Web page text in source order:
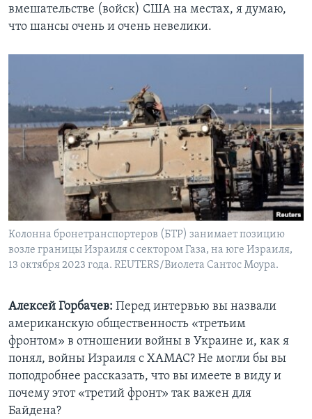
вмешательстве (войск) США на местах, я думаю,
что шансы очень и очень невелики.
Колонна бронетранспортеров (БТР) занимает позицию
возле границы Израиля с сектором Газа, на юге Израиля,
13 октября 2023 года. REUTERS/Виолета Сантос Моура.
Алексей Горбачев: Перед интервью вы назвали
американскую общественность «третьим
фронтом» в отношении войны в Украине и, как я
понял, войны Израиля с ХАМАС? Не могли бы вы
поподробнее рассказать, что вы имеете в виду и
почему этот «третий фронт» так важен для
Байдена?